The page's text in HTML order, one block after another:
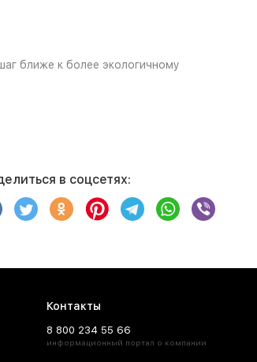
ближе к более экологичному
в соцсетях:
Контакты
8 800 234 55 66
информационный портал о компании